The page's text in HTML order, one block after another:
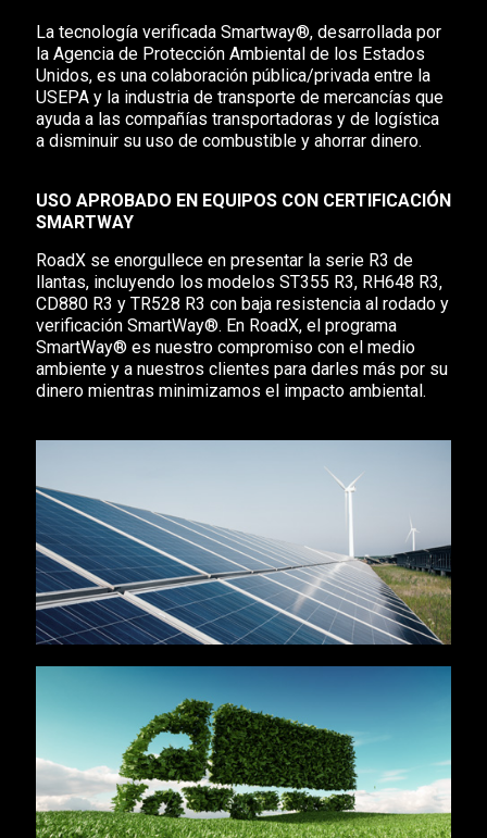
La tecnología verificada Smartway®, desarrollada por
la Agencia de Protección Ambiental de los Estados
Unidos, es una colaboración pública/privada entre la
USEPA y la industria de transporte de mercancías que
ayuda a las compañías transportadoras y de logística
a disminuir su uso de combustible y ahorrar dinero.
USO APROBADO EN EQUIPOS CON CERTIFICACIÓN
SMARTWAY
RoadX se enorgullece en presentar la serie R3 de
llantas, incluyendo los modelos ST355 R3, RH648 R3,
CD880 R3 y TR528 R3 con baja resistencia al rodado y
verificación SmartWay®. En RoadX, el programa
SmartWay® es nuestro compromiso con el medio
ambiente y a nuestros clientes para darles más por su
dinero mientras minimizamos el impacto ambiental.